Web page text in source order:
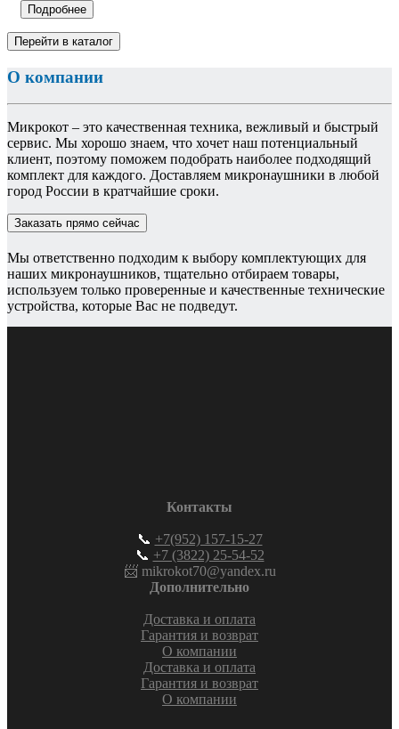
Подробнее
Перейти в каталог
О компании
Микрокот – это качественная техника, вежливый и быстрый
сервис. Мы хорошо знаем, что хочет наш потенциальный
клиент, поэтому поможем подобрать наиболее подходящий
комплект для каждого. Доставляем микронаушники в любой
город России в кратчайшие сроки.
Заказать прямо сейчас
Мы ответственно подходим к выбору комплектующих для
наших микронаушников, тщательно отбираем товары,
используем только проверенные и качественные технические
устройства, которые Вас не подведут.
Контакты
📞 +7(952) 157-15-27
📞 +7 (3822) 25-54-52
📨 mikrokot70@yandex.ru
Дополнительно
Доставка и оплата
Гарантия и возврат
О компании
Доставка и оплата
Гарантия и возврат
О компании